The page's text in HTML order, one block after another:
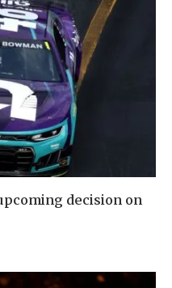
decision on